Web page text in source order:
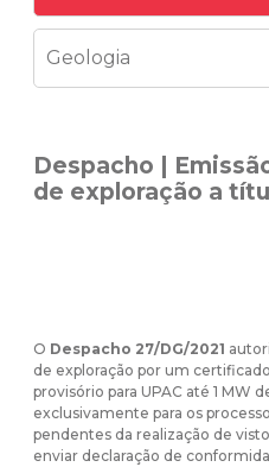
Geologia
Despacho |
de exploração a
O Despacho 27/DG/2021
de exploração por um
provisório para UPAC até 1 MW
exclusivamente para os
pendentes da realização de
enviar declaração de